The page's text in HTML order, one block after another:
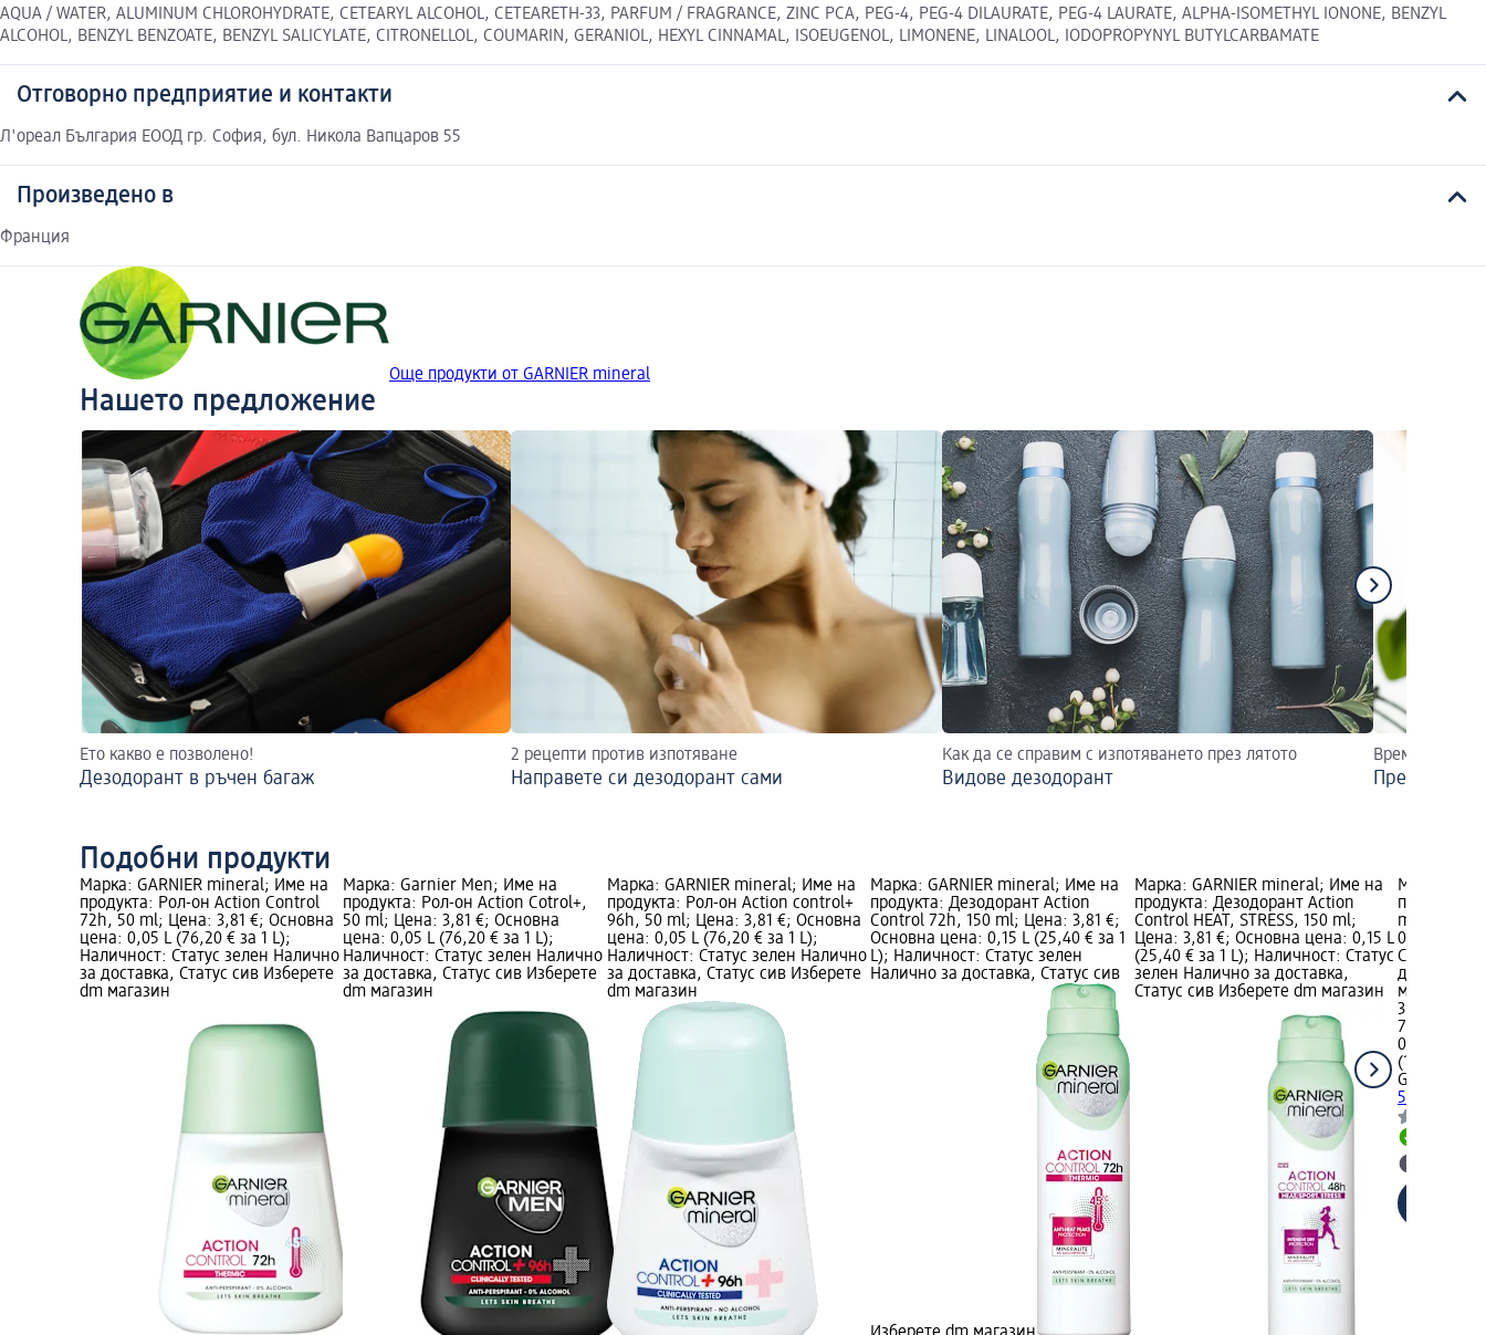
AQUA / WATER, ALUMINUM CHLOROHYDRATE, CETEARYL ALCOHOL, CETEARETH-33, PARFUM / FRAGRANCE, ZINC PCA, PEG-4, PEG-4 DILAURATE, PEG-4 LAURATE, ALPHA-ISOMETHYL IONONE, BENZYL
ALCOHOL, BENZYL BENZOATE, BENZYL SALICYLATE, CITRONELLOL, COUMARIN, GERANIOL, HEXYL CINNAMAL, ISOEUGENOL, LIMONENE, LINALOOL, IODOPROPYNYL BUTYLCARBAMATE
Отговорно предприятие и контакти
Л'ореал България ЕООД гр. София, бул. Никола Вапцаров 55
Произведено в
Франция
Още продукти от GARNIER mineral
Нашето предложение
Ето какво е позволено!
Дезодорант в ръчен багаж
2 рецепти против изпотяване
Направете си дезодорант сами
Как да се справим с изпотяването през лятото
Видове дезодорант
Време да се
Подобни продукти
Марка: GARNIER mineral; Име на
продукта: Рол-он Action Control
72h, 50 ml; Цена: 3,81 €; Основна
цена: 0,05 L (76,20 € за 1 L);
Наличност: Статус зелен Налично
за доставка, Статус сив Изберете
dm магазин
Марка: Garnier Men; Име на
продукта: Рол-он Action Cotrol+,
50 ml; Цена: 3,81 €; Основна
цена: 0,05 L (76,20 € за 1 L);
Наличност: Статус зелен Налично
за доставка, Статус сив Изберете
dm магазин
Марка: GARNIER mineral; Име на
продукта: Рол-он Action control+
96h, 50 ml; Цена: 3,81 €; Основна
цена: 0,05 L (76,20 € за 1 L);
Наличност: Статус зелен Налично
за доставка, Статус сив Изберете
dm магазин
Марка: GARNIER mineral; Име на
продукта: Дезодорант Action
Control 72h, 150 ml; Цена: 3,81 €;
Основна цена: 0,15 L (25,40 € за 1
L); Наличност: Статус зелен
Налично за доставка, Статус сив
Марка: GARNIER mineral; Име на
продукта: Дезодорант Action
Control HEAT, STRESS, 150 ml;
Цена: 3,81 €; Основна цена: 0,15 L
(25,40 € за 1 L); Наличност: Статус
зелен Налично за доставка,
Статус сив Изберете dm магазин
Марка:
продукта:
ml; Цена:
0,05 L
Статус
доставка,
магазин
3,81 €
7,45 лв.
0,05 L
(149,03 лв.
Garnier
50 ml